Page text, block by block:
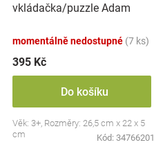
vkládačka/puzzle Adam
momentálně nedostupné (7 ks)
395 Kč
Do košíku
Věk: 3+, Rozměry: 26,5 cm x 22 x 5
cm
Kód: 34766201